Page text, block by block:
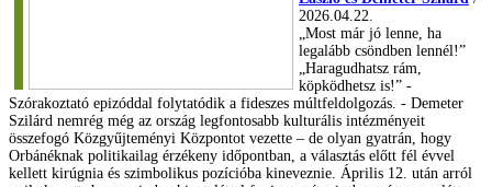
2026.04.22.
„Most már jó lenne, ha
legalább csöndben lennél!”
„Haragudhatsz rám,
köpködhetsz is!” -
Szórakoztató epizóddal folytatódik a fideszes múltfeldolgozás. - Demeter
Szilárd nemrég még az ország legfontosabb kulturális intézményeit
összefogó Közgyűjteményi Központot vezette – de olyan gyatrán, hogy
Orbánéknak politikailag érzékeny időpontban, a választás előtt fél évvel
kellett kirúgnia és szimbolikus pozícióba kineveznie. Április 12. után arról